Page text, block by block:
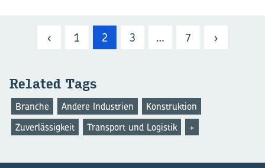
‹ 1 2 3 … 7 ›
Re­la­ted Tags
+
Branche Andere Industrien
Konstruktion
Zuverlässigkeit
Transport und Logistik